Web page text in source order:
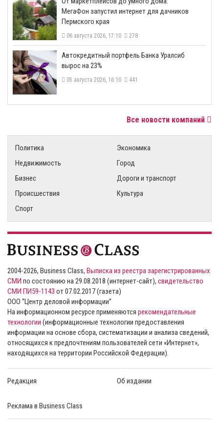
МегаФон запустил интернет для дачников
Пермского края
06 августа 2026, 17:10 278
​Автокредитный портфель Банка Уралсиб
вырос на 23%
05 августа 2026, 16:10 441
Все новости компаний
Политика
Экономика
Недвижимость
Город
Бизнес
Дороги и транспорт
Происшествия
Культура
Спорт
2004-2026, Business Class, Выписка из реестра зарегистрированных
СМИ по состоянию на 29.08.2018 (интернет-сайт), свидетельство
СМИ ПИ59-1143 от 07.02.2017 (газета)
ООО “Центр деловой информации”
На информационном ресурсе применяются рекомендательные
технологии (информационные технологии предоставления
информации на основе сбора, систематизации и анализа сведений,
относящихся к предпочтениям пользователей сети «Интернет»,
находящихся на территории Российской Федерации).
Редакция Об издании
Реклама в Business Class